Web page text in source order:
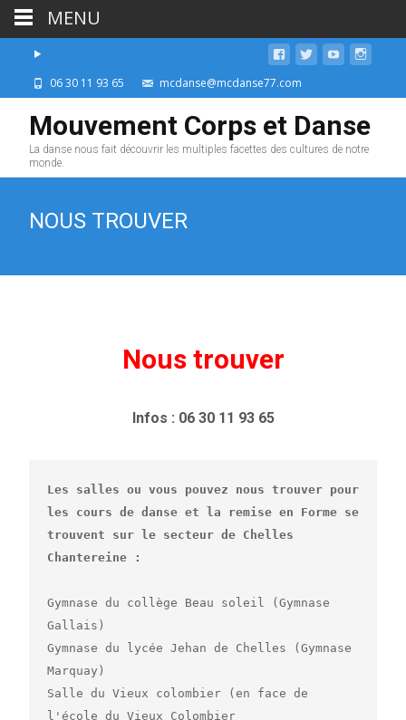
06 30 11 93 65 mcdanse@mcdanse77.com
Mouvement Corps et Danse
La danse nous fait découvrir les multiples facettes des cultures de notre
monde.
NOUS TROUVER
Nous trouver
Infos : 06 30 11 93 65
Les salles ou vous pouvez nous trouver pour
les cours de danse et la remise en Forme se
trouvent sur le secteur de Chelles
Gymnase du collège Beau soleil (Gymnase
Gallais)
Gymnase du lycée Jehan de Chelles (Gymnase
Marquay)
Salle du Vieux colombier (en face de
l'école du Vieux Colombier
MENU